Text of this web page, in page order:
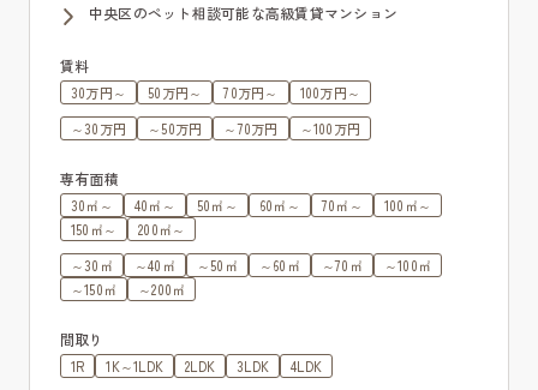
中央区のペット相談可能な高級賃貸マンション
賃料
30万円～ 50万円～ 70万円～
100万円～
～30万円
～50万円 ～70万円 ～100万円
専有面積
30㎡～ 40㎡～ 50㎡～ 60㎡～ 70㎡～
100㎡～
150㎡～
200㎡～
～30㎡
～40㎡ ～50㎡ ～60㎡ ～70㎡
～100㎡
～150㎡
～200㎡
間取り
1R 1K～1LDK 2LDK 3LDK 4LDK